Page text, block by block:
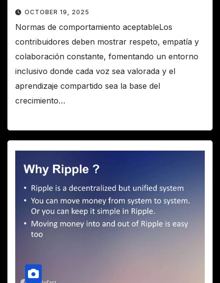
OCTOBER 19, 2025
Normas de comportamiento aceptableLos
contribuidores deben mostrar respeto, empatía y
colaboración constante, fomentando un entorno
inclusivo donde cada voz sea valorada y el
aprendizaje compartido sea la base del
crecimiento…